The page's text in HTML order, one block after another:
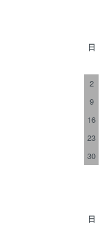
日
2
9
16
23
30
日